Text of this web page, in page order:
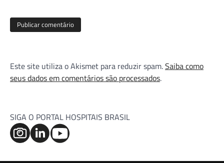
Este site utiliza o Akismet para reduzir spam.Saiba como
seus dados em comentários são processados.
SIGA O PORTAL HOSPITAIS BRASIL